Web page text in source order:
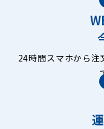
24時間スマホから注